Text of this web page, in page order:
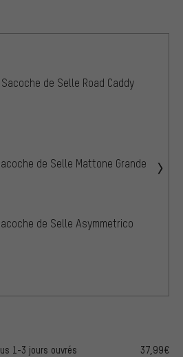
de Selle Road Caddy
de Selle Mattone Grande
de Selle Asymmetrico
1-3 jours ouvrés 37,99€